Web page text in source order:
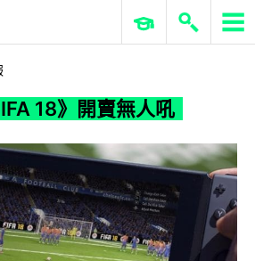
《FIFA 18》開賣無人吼
ERP 與商業 AI
18》開賣無人吼